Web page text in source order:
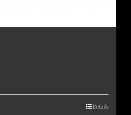
Details